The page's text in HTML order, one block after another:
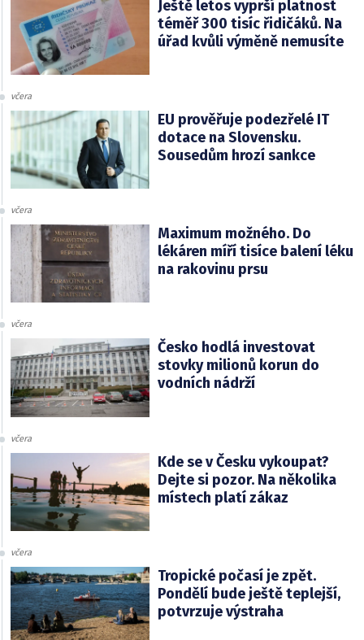
Ještě letos vyprší platnost
téměř 300 tisíc řidičáků. Na
úřad kvůli výměně nemusíte
včera
EU prověřuje podezřelé IT
dotace na Slovensku.
Sousedům hrozí sankce
včera
Maximum možného. Do
lékáren míří tisíce balení léku
na rakovinu prsu
včera
Česko hodlá investovat
stovky milionů korun do
vodních nádrží
včera
Kde se v Česku vykoupat?
Dejte si pozor. Na několika
místech platí zákaz
včera
Tropické počasí je zpět.
Pondělí bude ještě teplejší,
potvrzuje výstraha